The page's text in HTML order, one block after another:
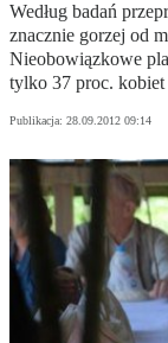
Według badań
znacznie gorzej od
Nieobowiązkowe
tylko 37 proc. kobiet
Publikacja: 28.09.2012 09:14